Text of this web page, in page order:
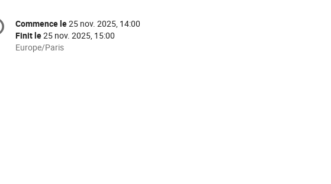
Date/Heure
Commence le25 nov. 2025, 14:00
Finit le25 nov. 2025, 15:00
Toutes
Europe/Paris